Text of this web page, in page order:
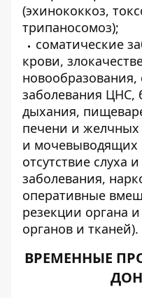
(эхинококкоз,
трипаносомоз);
соматические
крови,
новообразования,
заболевания ЦНС,
дыхания,
печени и желчных
и мочевыводящих
отсутствие слуха
заболевания,
оперативные
резекции органа
органов и тканей).
ВРЕМЕННЫЕ